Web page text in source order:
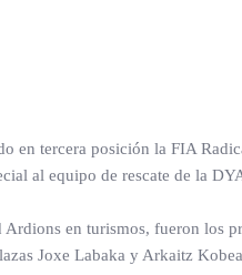
tercera posición la FIA
al equipo de rescate de la
en turismos, fueron los
Joxe Labaka y Arkaitz